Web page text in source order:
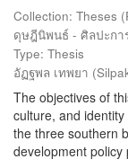
Collection: Theses
ดุษฎีนิพนธ์ - ศิลปะกา
Type: Thesis
อัฏฐพล เทพยา (
The objectives of
culture, and
the three southern
development policy